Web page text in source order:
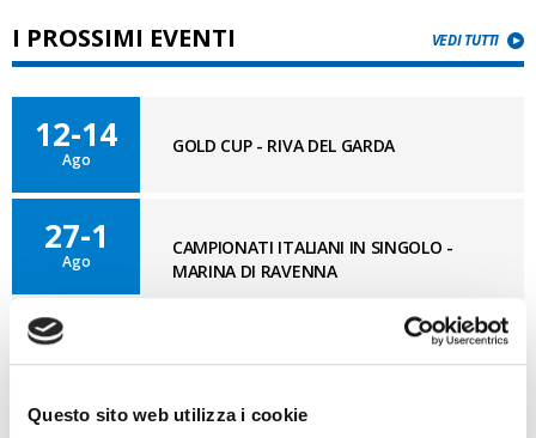
Questo sito web utilizza i cookie
I PROSSIMI EVENTI VEDI TUTTI
12-14
Ago
GOLD CUP - RIVA DEL GARDA
27-1
Ago
CAMPIONATI ITALIANI IN SINGOLO -
MARINA DI RAVENNA
11-12
OPTISUD 3° TAPPA – MEDITERRANEAN